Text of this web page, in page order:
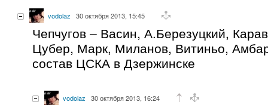
vodolaz 30 октября 2013, 15:45
Чепчугов – Васин, А.Березуцкий,
Цубер, Марк, Миланов, Витиньо,
состав ЦСКА в Дзержинске
vodolaz 30 октября 2013, 16:24